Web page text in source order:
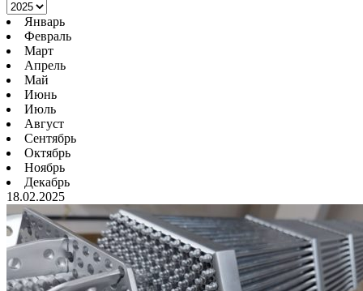
Январь
Февраль
Март
Апрель
Май
Июнь
Июль
Август
Сентябрь
Октябрь
Ноябрь
Декабрь
18.02.2025